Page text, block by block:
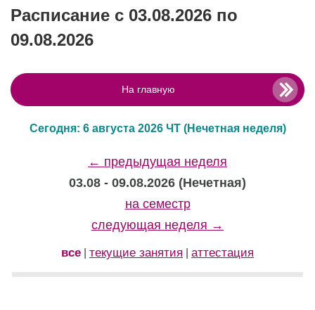
Расписание с 03.08.2026 по
09.08.2026
На главную
Сегодня: 6 августа 2026 ЧТ (Нечетная неделя)
← предыдущая неделя
03.08 - 09.08.2026 (Нечетная)
на семестр
следующая неделя →
все текущие занятия аттестация